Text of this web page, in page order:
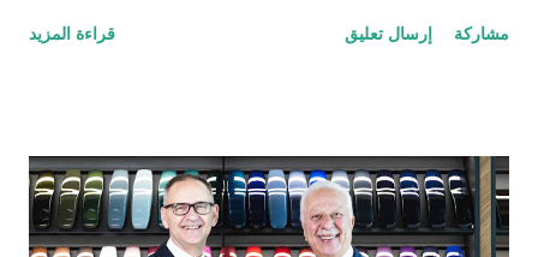
تاب للمدفوعات جميع الموافقات التنظيمية والتراخيص المطلوبة في
كلٍّ من السعودية، الكويت، قطر، البحرين، عُمان، والإمارات، تواصل
تاب للمدفوعات ترسيخ مكانتها كأحد أكثر مزوّدي خدمات الدفع ترخيصاً
والتزاماً بالامتثال التنظيمي ضمن الشركات العاملة في دول الخليج. كما
مشاركة إرسال تعليق قراءة المزيد